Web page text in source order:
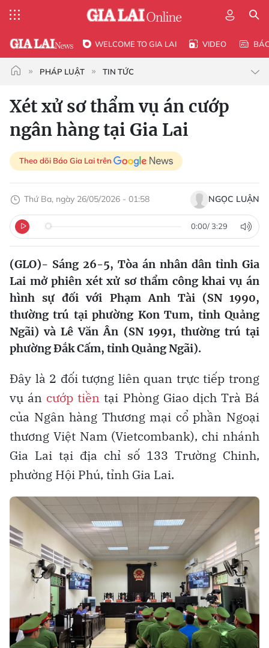
WELCOME TO GIA LAI VIDEO
PHÁP LUẬT TIN TỨC
Xét xử sơ thẩm vụ án cướp
ngân hàng tại Gia Lai
Theo dõi Báo Gia Lai trên
Thứ Ba, ngày 26/05/2026 - 01:58 NGỌC LUẬN
0:00/ 3:29
(GLO)- Sáng 26-5, Tòa án nhân dân tỉnh Gia
Lai mở phiên xét xử sơ thẩm công khai vụ án
hình sự đối với Phạm Anh Tài (SN 1990,
thường trú tại phường Kon Tum, tỉnh Quảng
Ngãi) và Lê Văn Ân (SN 1991, thường trú tại
phường Đắk Cấm, tỉnh Quảng Ngãi).
Đây là 2 đối tượng liên quan trực tiếp trong
vụ án cướp tiền tại Phòng Giao dịch Trà Bá
của Ngân hàng Thương mại cổ phần Ngoại
thương Việt Nam (Vietcombank), chi nhánh
Gia Lai tại địa chỉ số 133 Trường Chinh,
phường Hội Phú, tỉnh Gia Lai.